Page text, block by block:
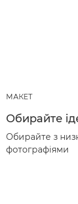
МАКЕТ
Обирайте
Обирайте з
фотографіями